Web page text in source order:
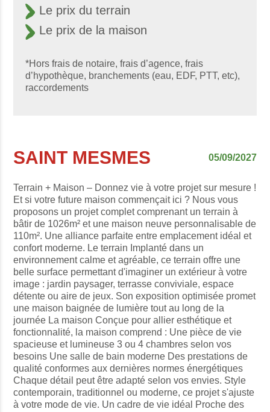
SAINT MESMES 05/09/2027
Terrain + Maison – Donnez vie à votre projet sur mesure !
Et si votre future maison commençait ici ? Nous vous
proposons un projet complet comprenant un terrain à
bâtir de 1026m² et une maison neuve personnalisable de
110m². Une alliance parfaite entre emplacement idéal et
confort moderne. Le terrain Implanté dans un
environnement calme et agréable, ce terrain offre une
belle surface permettant d'imaginer un extérieur à votre
image : jardin paysager, terrasse conviviale, espace
détente ou aire de jeux. Son exposition optimisée promet
une maison baignée de lumière tout au long de la
journée La maison Conçue pour allier esthétique et
fonctionnalité, la maison comprend : Une pièce de vie
spacieuse et lumineuse 3 ou 4 chambres selon vos
besoins Une salle de bain moderne Des prestations de
qualité conformes aux dernières normes énergétiques
Chaque détail peut être adapté selon vos envies. Style
contemporain, traditionnel ou moderne, ce projet s'ajuste
à votre mode de vie. Un cadre de vie idéal Proche des
Le prix du terrain
Le prix de la maison
*Hors frais de notaire, frais d’agence, frais
d’hypothèque, branchements (eau, EDF, PTT, etc),
raccordements